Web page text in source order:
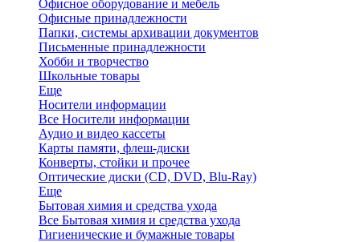
Офисное оборудование и мебель
Офисные принадлежности
Папки, системы архивации документов
Письменные принадлежности
Хобби и творчество
Школьные товары
Еще
Носители информации
Все Носители информации
Аудио и видео кассеты
Карты памяти, флеш-диски
Конверты, стойки и прочее
Оптические диски (CD, DVD, Blu-Ray)
Еще
Бытовая химия и средства ухода
Все Бытовая химия и средства ухода
Гигиенические и бумажные товары